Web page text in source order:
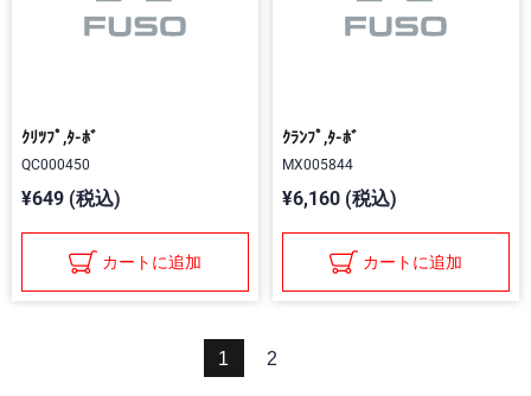
ｸﾘﾂﾌﾟ,ﾀ-ﾎﾞ
QC000450
¥649 (税込)
カートに追加
ｸﾗﾝﾌﾟ,ﾀ-ﾎﾞ
MX005844
¥6,160 (税込)
カートに追加
1 2